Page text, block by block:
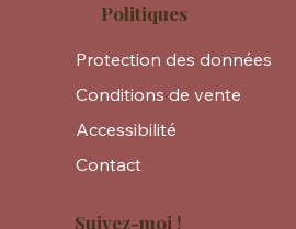
Politiques
Protection des données
Conditions de vente
Accessibilité
Contact
Suivez-moi !